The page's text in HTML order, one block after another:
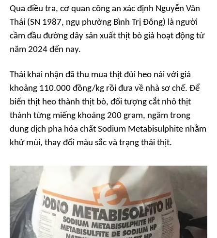
Qua điều tra, cơ quan công an xác định Nguyễn Văn
Thái (SN 1987, ngụ phường Bình Trị Đông) là người
cầm đầu đường dây sản xuất thịt bò giả hoạt động từ
năm 2024 đến nay.
Thái khai nhận đã thu mua thịt đùi heo nái với giá
khoảng 110.000 đồng/kg rồi đưa về nhà sơ chế. Để
biến thịt heo thành thịt bò, đối tượng cắt nhỏ thịt
thành từng miếng khoảng 200 gram, ngâm trong
dung dịch pha hóa chất Sodium Metabisulphite nhằm
khử mùi, thay đổi màu sắc và trạng thái thịt.